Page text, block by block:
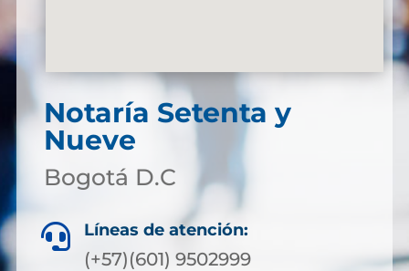
Notaría Setenta y
Nueve
Bogotá D.C
 Líneas de atención:
(+57)(601) 9502999